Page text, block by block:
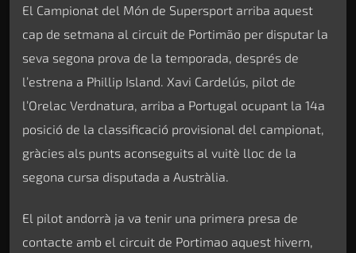
El Campionat del Món de Supersport arriba aquest
cap de setmana al circuit de Portimão per disputar la
seva segona prova de la temporada, després de
l’estrena a Phillip Island. Xavi Cardelús, pilot de
l’Orelac Verdnatura, arriba a Portugal ocupant la 14a
posició de la classificació provisional del campionat,
gràcies als punts aconseguits al vuitè lloc de la
segona cursa disputada a Austràlia.
El pilot andorrà ja va tenir una primera presa de
contacte amb el circuit de Portimao aquest hivern,